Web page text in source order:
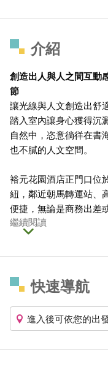
介紹
創造出人與人之間互動
節
讓光線與人文創造出舒
踏入室內讓身心獲得沉
自然中，恣意徜徉在書
也不膩的人文空間。
裕元花園酒店正門口位
紐，鄰近朝馬轉運站、
便捷，無論是商務出差
繼續閱讀
快速導航
進入後可依您的出